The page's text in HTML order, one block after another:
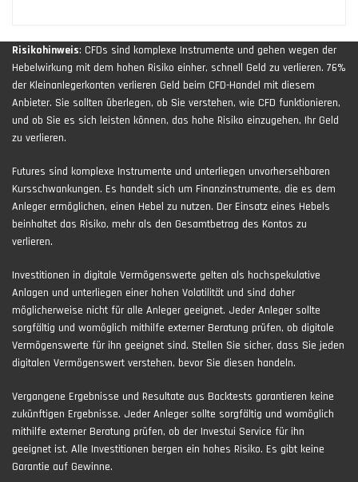
Risikohinweis: CFDs sind komplexe Instrumente und gehen wegen der
Hebelwirkung mit dem hohen Risiko einher, schnell Geld zu verlieren. 76%
der Kleinanlegerkonten verlieren Geld beim CFD-Handel mit diesem
Anbieter. Sie sollten überlegen, ob Sie verstehen, wie CFD funktionieren,
und ob Sie es sich leisten können, das hohe Risiko einzugehen, Ihr Geld
zu verlieren.
Futures sind komplexe Instrumente und unterliegen unvorhersehbaren
Kursschwankungen. Es handelt sich um Finanzinstrumente, die es dem
Anleger ermöglichen, einen Hebel zu nutzen. Der Einsatz eines Hebels
beinhaltet das Risiko, mehr als den Gesamtbetrag des Kontos zu
verlieren.
Investitionen in digitale Vermögenswerte gelten als hochspekulative
Anlagen und unterliegen einer hohen Volatilität und sind daher
möglicherweise nicht für alle Anleger geeignet. Jeder Anleger sollte
sorgfältig und womöglich mithilfe externer Beratung prüfen, ob digitale
Vermögenswerte für ihn geeignet sind. Stellen Sie sicher, dass Sie jeden
digitalen Vermögenswert verstehen, bevor Sie diesen handeln.
Vergangene Ergebnisse und Resultate aus Backtests garantieren keine
zukünftigen Ergebnisse. Jeder Anleger sollte sorgfältig und womöglich
mithilfe externer Beratung prüfen, ob der Investui Service für ihn
geeignet ist. Alle Investitionen bergen ein hohes Risiko. Es gibt keine
Garantie auf Gewinne.